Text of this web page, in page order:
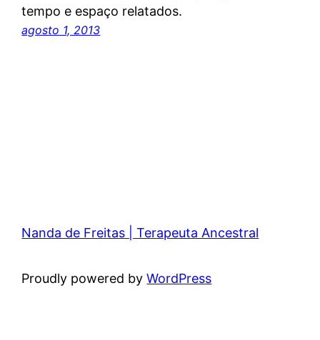
tempo e espaço relatados.
agosto 1, 2013
Nanda de Freitas | Terapeuta Ancestral
Proudly powered byWordPress